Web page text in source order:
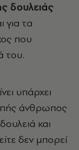
δουλειάς
για τα
που
του.
υπάρχει
άνθρωπος
και
δεν μπορεί